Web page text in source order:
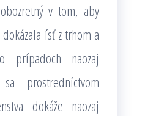
v tom, aby
ísť z trhom a
prípadoch naozaj
prostredníctvom
dokáže naozaj